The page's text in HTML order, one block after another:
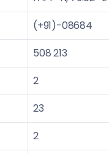
(+91)-08684
508 213
2
23
2